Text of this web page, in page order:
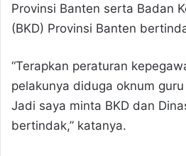
Provinsi Banten serta Badan
(BKD) Provinsi Banten
“Terapkan peraturan
pelakunya diduga oknum
Jadi saya minta BKD dan
bertindak,” katanya.